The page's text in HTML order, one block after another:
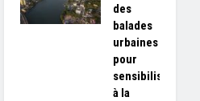
des
balades
urbaines
pour
sensibiliser
à la